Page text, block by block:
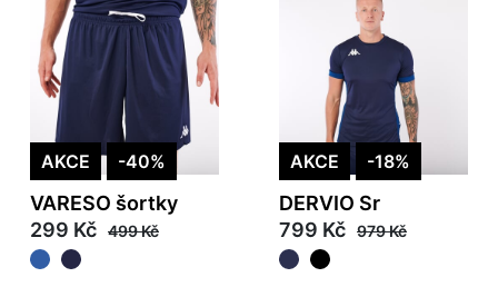
AKCE -40%
VARESO šortky
299 Kč 499 Kč
AKCE -18%
DERVIO Sr
799 Kč 979 Kč